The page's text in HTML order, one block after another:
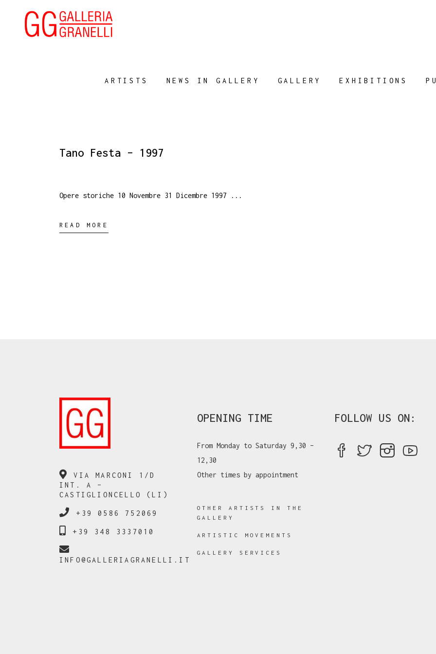
ARTISTS NEWS IN GALLERY GALLERY EXHIBITIONS
Tano Festa – 1997
Opere storiche 10 Novembre 31 Dicembre 1997
READ MORE
VIA MARCONI 1/D
INT. A –
CASTIGLIONCELLO (LI)
+39 0586 752069
+39 348 3337010
INFO@GALLERIAGRANELLI.IT
OPENING TIME
From Monday to Saturday 9,30 –
12,30
Other times by appointment
OTHER ARTISTS IN THE
GALLERY
ARTISTIC MOVEMENTS
GALLERY SERVICES
FOLLOW US ON: